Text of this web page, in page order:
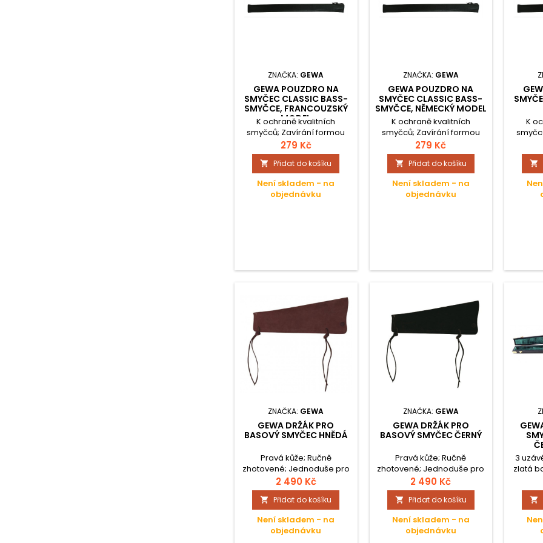
ZNAČKA: GEWA
GEWA POUZDRO NA
SMYČEC CLASSIC BASS-
SMYČCE, FRANCOUZSKÝ
MODEL
K ochraně kvalitních
smyčců; Zavírání formou
zatáhnutím a
zapezpečením plastovým ,,
Stopérem „; Koženka, černá;
279 Kč
 Přidat do košíku
Není skladem - na
objednávku
ZNAČKA: GEWA
GEWA POUZDRO NA
SMYČEC CLASSIC BASS-
SMYČCE, NĚMECKÝ MODEL
K ochraně kvalitních
smyčců; Zavírání formou
zatáhnutím a
zapezpečením plastovým ,,
Stopérem „; Koženka, černá;
279 Kč
 Přidat do košíku
Není skladem - na
objednávku
K

ZNAČKA: GEWA
GEWA DRŽÁK PRO
BASOVÝ SMYČEC HNĚDÁ
Pravá kůže; Ručně
zhotovené; Jednoduše pro
připevnění na nástroj;
2 490 Kč
 Přidat do košíku
Není skladem - na
objednávku
ZNAČKA: GEWA
GEWA DRŽÁK PRO
BASOVÝ SMYČEC ČERNÝ
Pravá kůže; Ručně
zhotovené; Jednoduše pro
připevnění na nástroj;
2 490 Kč
 Přidat do košíku
Není skladem - na
objednávku
3
zlatá
